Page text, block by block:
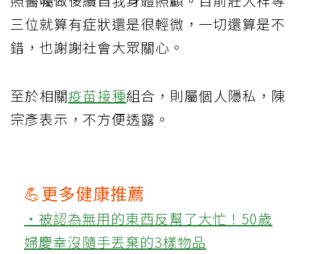
三位就算有症狀還是很輕微，一切還算是不
錯，也謝謝社會大眾關心。
至於相關疫苗接種組合，則屬個人隱私，陳
宗彥表示，不方便透露。
💪更多健康推薦
‧被認為無用的東西反幫了大忙！50歲
婦慶幸沒隨手丟棄的3樣物品